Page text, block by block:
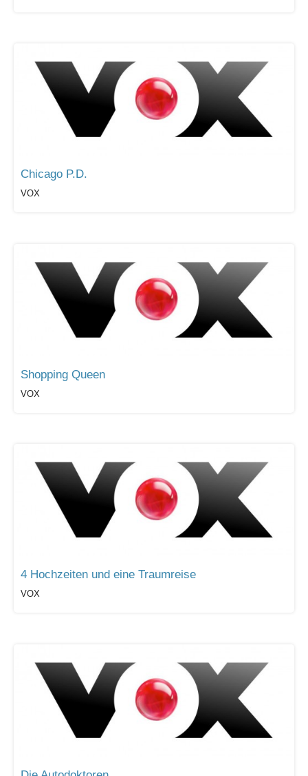
Chicago P.D.
VOX
Shopping Queen
VOX
4 Hochzeiten und eine Traumreise
VOX